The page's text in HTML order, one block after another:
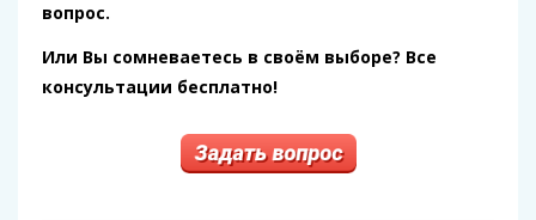
вопрос.
Или Вы сомневаетесь в своём выборе? Все
консультации бесплатно!